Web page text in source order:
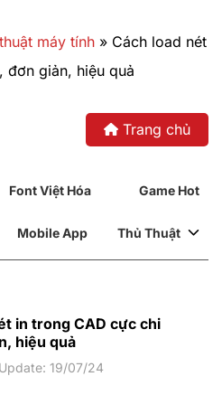
máy tính » Cách load nét
đơn giản, hiệu quả
Trang chủ
Font Việt Hóa Game Hot
Mobile App Thủ Thuật
in trong CAD cực chi
hiệu quả
Update: 19/07/24